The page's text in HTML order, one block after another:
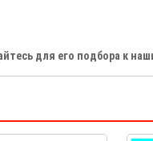
для его подбора к